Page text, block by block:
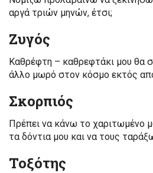
αργά τριών μηνών, έτσι;
Ζυγός
Καθρέφτη – καθρεφτάκι μου θα
άλλο μωρό στον κόσμο εκτός
Σκορπιός
Πρέπει να κάνω το χαριτωμένο
τα δόντια μου και να τους
Τοξότης